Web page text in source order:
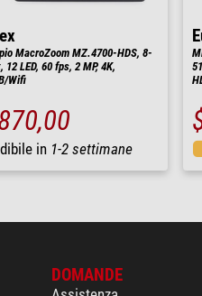
MacroZoom MZ.4700-HDS, 8-
12 LED, 60 fps, 2 MP, 4K,
Wifi
in 1-2 settimane
DOMANDE